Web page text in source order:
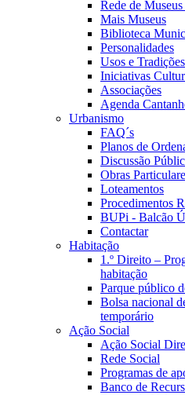
Rede de
Mais Museus
Biblioteca
Personalidades
Usos e Tradições
Iniciativas
Associações
Agenda
Urbanismo
FAQ´s
Planos de
Discussão
Obras
Loteamentos
Procedimentos
BUPi - Balcão
Contactar
Habitação
1.º Direito –
habitação
Parque público
Bolsa nacional
temporário
Ação Social
Ação Social
Rede Social
Programas de
Banco de